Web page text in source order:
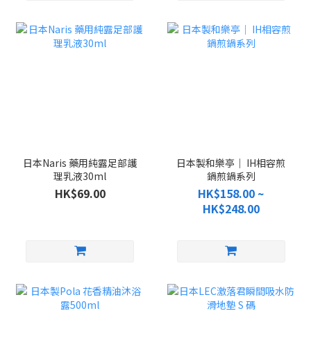
日本Naris 藥用純露足部護
理乳液30ml
HK$69.00
日本製和樂亭｜ IH相容煎
鍋煎鍋系列
HK$158.00 ~
HK$248.00